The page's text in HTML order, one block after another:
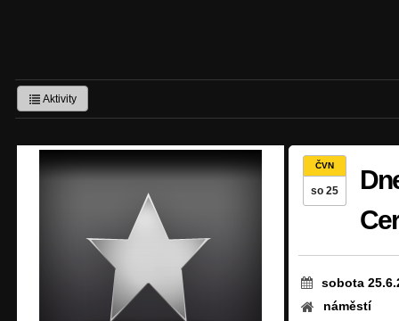
Aktivity
ČVN
so 25
sobota
náměstí